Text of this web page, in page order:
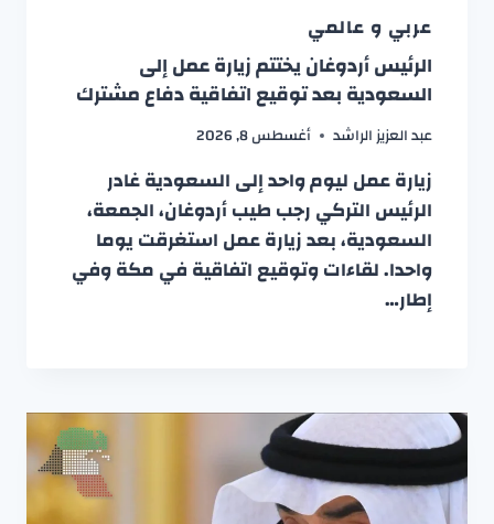
عربي و عالمي
الرئيس أردوغان يختتم زيارة عمل إلى
السعودية بعد توقيع اتفاقية دفاع مشترك
عبد العزيز الراشد أغسطس 8, 2026
زيارة عمل ليوم واحد إلى السعودية غادر
الرئيس التركي رجب طيب أردوغان، الجمعة،
السعودية، بعد زيارة عمل استغرقت يوما
واحدا. لقاءات وتوقيع اتفاقية في مكة وفي
إطار…